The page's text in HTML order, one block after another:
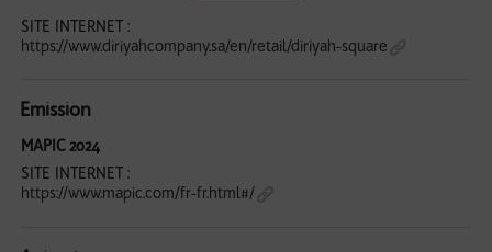
SITE INTERNET :
https://www.diriyahcompany.sa/en/retail/diriyah-square
Emission
MAPIC 2024
SITE INTERNET :
https://www.mapic.com/fr-fr.html#/